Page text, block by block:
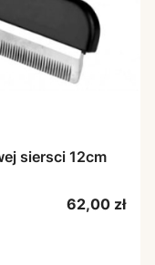
YORK trymer do usuwania martwej siersci 12cm
Cena
62,00 zł